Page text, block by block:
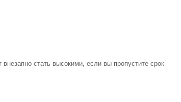
стать высокими, если вы пропустите срок